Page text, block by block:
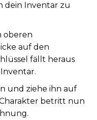
dein Inventar zu
oberen
auf den
fällt heraus
und ziehe ihn auf
betritt nun